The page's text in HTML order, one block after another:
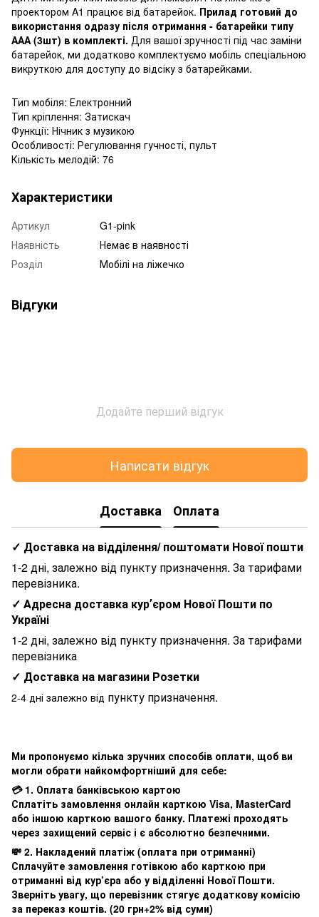
проектором A1 працює від батарейок. Прилад готовий до
використання одразу після отримання - батарейки типу
ААА (3шт) в комплекті. Для вашої зручності під час заміни
батарейок, ми додатково комплектуємо мобіль спеціальною
викруткою для доступу до відсіку з батарейками.
Тип мобіля: Електронний
Тип кріплення: Затискач
Функції: Нічник з музикою
Особливості: Регулювання гучності, пульт
Кількість мелодій: 76
Характеристики
Артикул
G1-pink
Наявність
Немає в наявності
Розділ
Мобілі на ліжечко
Відгуки
Додайте перший відгук
Написати відгук
Доставка Оплата
✓ Доставка на відділення/ поштомати Нової пошти
1-2 дні, залежно від пункту призначення. За тарифами
перевізника.
✓ Адресна доставка курʼєром Нової Пошти по
Україні
1-2 дні, залежно від пункту призначення. За тарифами
перевізника
✓ Доставка на магазини Розетки
2-4 дні залежно від пункту призначення.
Ми пропонуємо кілька зручних способів оплати, щоб ви
могли обрати найкомфортніший для себе:
💳 1. Оплата банківською картою
Сплатіть замовлення онлайн карткою Visa, MasterCard
або іншою карткою вашого банку. Платежі проходять
через захищений сервіс і є абсолютно безпечними.
💸 2. Накладений платіж (оплата при отриманні)
Сплачуйте замовлення готівкою або карткою при
отриманні від кур’єра або у відділенні Нової Пошти.
Зверніть увагу, що перевізник стягує додаткову комісію
за переказ коштів. (20 грн+2% від суми)